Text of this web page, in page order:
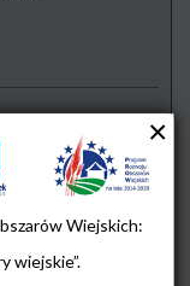
Wiejskich:
wiejskie”.